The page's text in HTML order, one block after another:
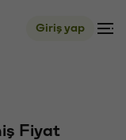
Giriş yap
Fiyat